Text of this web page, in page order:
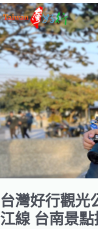
點
推
薦
｜
蝸
牛
巷、
林
百
貨、
臺
文
館、
神
農
街、
肥
貓
啡
台灣好行觀光
江線 台南景點